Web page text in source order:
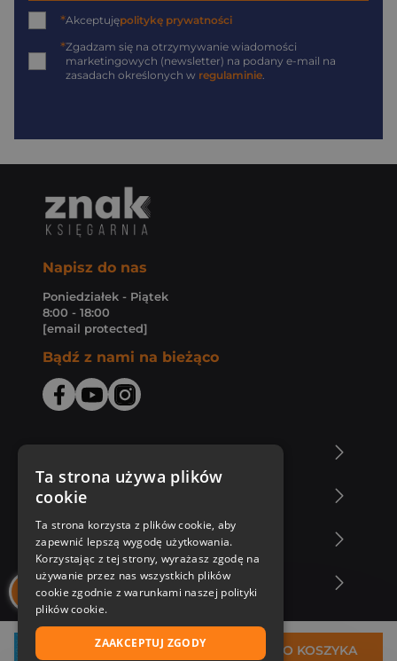
38,98 zł DO KOSZYKA
*Akceptujępolitykę prywatności
*Zgadzam się na otrzymywanie wiadomości
marketingowych (newsletter) na podany e-mail na
zasadach określonych w regulaminie
Napisz do nas
Poniedziałek - Piątek
8:00 - 18:00
[email protected]
Bądź z nami na bieżąco
Zakupy u nas
Nasza oferta
Nasi autorzy
Ta strona używa plików
cookie
Ta strona korzysta z plików cookie, aby
zapewnić lepszą wygodę użytkowania.
Korzystając z tej strony, wyrażasz zgodę na
używanie przez nas wszystkich plików
cookie zgodnie z warunkami naszej polityki
plików cookie.
ZAAKCEPTUJ ZGODY